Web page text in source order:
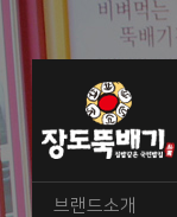
브랜드소개